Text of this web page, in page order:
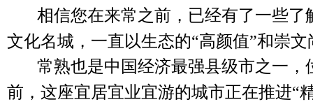
相信您在来常之前，已经有了一些了
文化名城，一直以生态的“高颜值”和崇
常熟也是中国经济最强县级市之一，
前，这座宜居宜业宜游的城市正在推进“